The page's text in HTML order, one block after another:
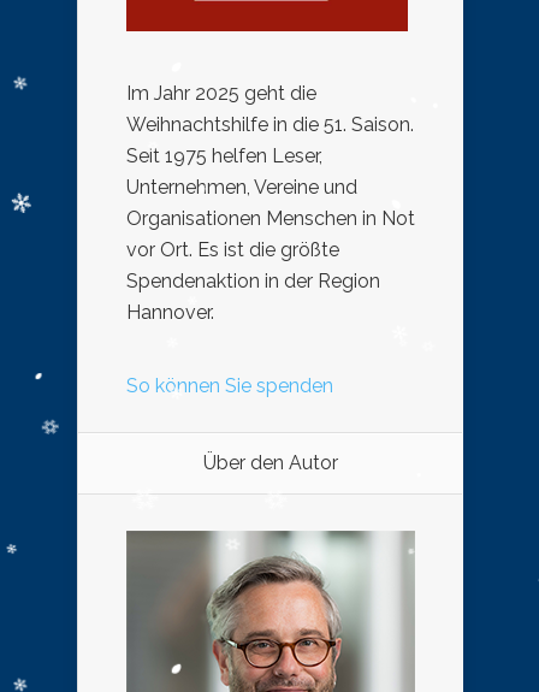
Im Jahr 2025 geht die
Weihnachtshilfe in die 51. Saison.
Seit 1975 helfen Leser,
Unternehmen, Vereine und
Organisationen Menschen in Not
vor Ort. Es ist die größte
Spendenaktion in der Region
Hannover.
So können Sie spenden
Über den Autor